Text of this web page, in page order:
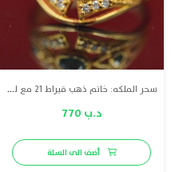
سحر الملكه: خاتم ذهب قيراط 21 مع لؤلؤ طبيعي بحريني و الماس و زمرد أخضر
د.ب 770
أضف الى السلة